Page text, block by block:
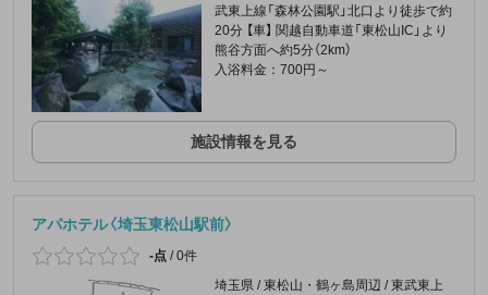
武東上線「森林公園駅」北口より徒歩で約
20分 【車】 関越自動車道「東松山IC」より
熊谷方面へ約5分（2km）
入浴料金：700円～
施設情報を見る
アパホテル〈埼玉東松山駅前〉
-点 /0件
埼玉県 / 東松山・鶴ヶ島周辺 / 東武東上